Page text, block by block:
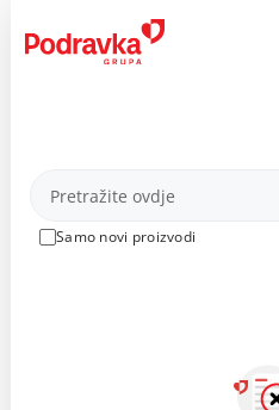
content
Proizvodi
Samo novi proizvodi